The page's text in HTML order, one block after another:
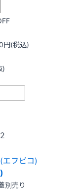
円(税込)
)
別売り